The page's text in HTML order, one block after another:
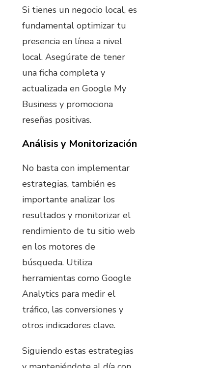
Si tienes un negocio local, es
fundamental optimizar tu
presencia en línea a nivel
local. Asegúrate de tener
una ficha completa y
actualizada en Google My
Business y promociona
reseñas positivas.
Análisis y Monitorización
No basta con implementar
estrategias, también es
importante analizar los
resultados y monitorizar el
rendimiento de tu sitio web
en los motores de
búsqueda. Utiliza
herramientas como Google
Analytics para medir el
tráfico, las conversiones y
otros indicadores clave.
Siguiendo estas estrategias